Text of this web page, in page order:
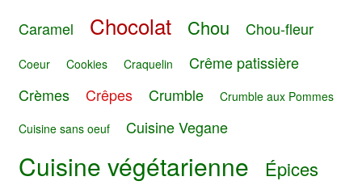
Caramel Chocolat Chou Chou-fleur
Coeur Cookies Craquelin
Crême patissière
Crèmes
Crêpes Crumble
Crumble aux Pommes
Cuisine sans oeuf
Cuisine Vegane
Cuisine végétarienne Épices